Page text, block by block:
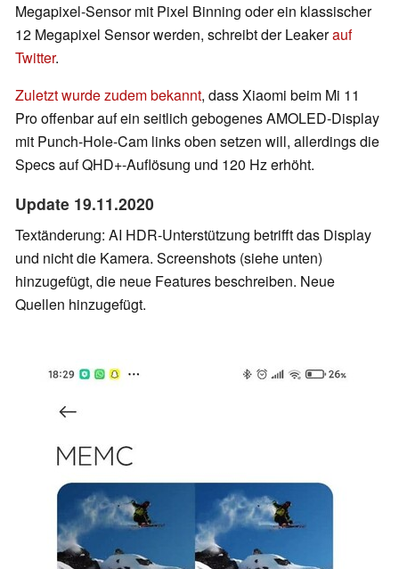
Megapixel-Sensor mit Pixel Binning oder ein klassischer
12 Megapixel Sensor werden, schreibt der Leakerauf
Twitter.
Zuletzt wurde zudem bekannt, dass Xiaomi beim Mi 11
Pro offenbar auf ein seitlich gebogenes AMOLED-Display
mit Punch-Hole-Cam links oben setzen will, allerdings die
Specs auf QHD+-Auflösung und 120 Hz erhöht.
Update 19.11.2020
Textänderung: AI HDR-Unterstützung betrifft das Display
und nicht die Kamera. Screenshots (siehe unten)
hinzugefügt, die neue Features beschreiben. Neue
Quellen hinzugefügt.